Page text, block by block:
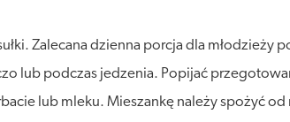
Zalecana dzienna porcja dla młodzieży
lub podczas jedzenia. Popijać
lub mleku. Mieszankę należy spożyć